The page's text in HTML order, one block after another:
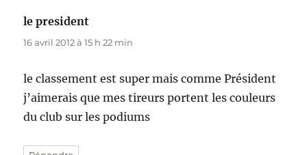
le president
16 avril 2012 à 15 h 22 min
le classement est super mais comme Président
j’aimerais que mes tireurs portent les couleurs
du club sur les podiums